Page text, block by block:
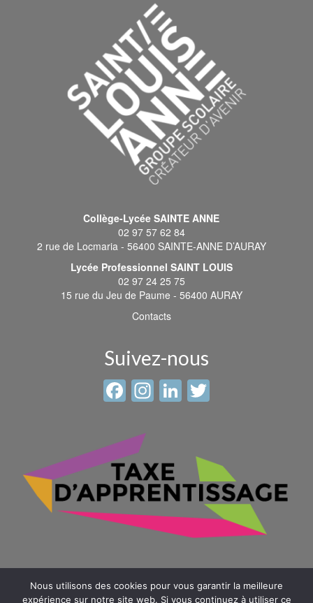
Collège-Lycée SAINTE ANNE
02 97 57 62 84
2 rue de Locmaria - 56400 SAINTE-ANNE D’AURAY
Lycée Professionnel SAINT LOUIS
02 97 24 25 75
15 rue du Jeu de Paume - 56400 AURAY
Contacts
Suivez-nous
Facebook
Instagram
LinkedIn
Nous utilisons des cookies pour vous garantir la meilleure
expérience sur notre site web. Si vous continuez à utiliser ce